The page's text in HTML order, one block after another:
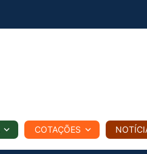
REGIONAL
COTAÇÕES